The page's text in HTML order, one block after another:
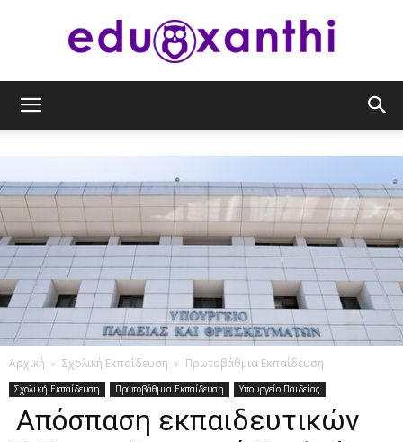
Αρχική Σχολική Εκπαίδευση Πρωτοβάθμια Εκπαίδευση
Σχολική Εκπαίδευση Πρωτοβάθμια Εκπαίδευση Υπουργείο Παιδείας
Απόσπαση εκπαιδευτικών